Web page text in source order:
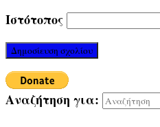
Ιστότοπος
Αναζήτηση για: